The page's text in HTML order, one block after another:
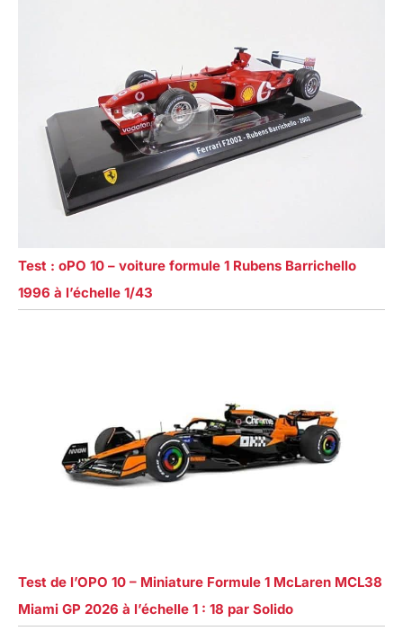
Test : oPO 10 – voiture formule 1 Rubens Barrichello
1996 à l’échelle 1/43
Test de l’OPO 10 – Miniature Formule 1 McLaren MCL38
Miami GP 2026 à l’échelle 1 : 18 par Solido